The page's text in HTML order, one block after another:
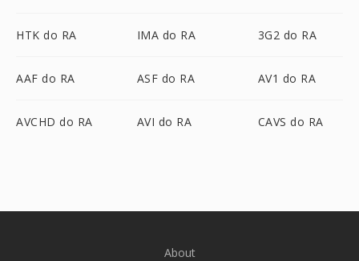
HTK do RA IMA do RA 3G2 do RA
AAF do RA ASF do RA AV1 do RA
AVCHD do RA AVI do RA CAVS do RA
About